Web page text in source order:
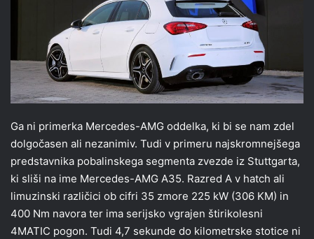
Ga ni primerka Mercedes-AMG oddelka, ki bi se nam zdel
dolgočasen ali nezanimiv. Tudi v primeru najskromnejšega
predstavnika pobalinskega segmenta zvezde iz Stuttgarta,
ki sliši na ime Mercedes-AMG A35. Razred A v hatch ali
limuzinski različici ob cifri 35 zmore 225 kW (306 KM) in
400 Nm navora ter ima serijsko vgrajen štirikolesni
4MATIC pogon. Tudi 4,7 sekunde do kilometrske stotice ni